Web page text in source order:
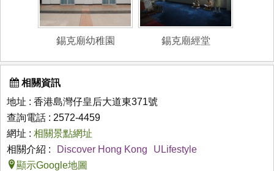
錫克廟幼稚園 錫克廟經堂
相關資訊
地址 : 香港島灣仔皇后大道東371號
查詢電話 : 2572-4459
網址 : 相關景點網址
相關介紹 :
Discover Hong Kong
ULifestyle
顯示Google地圖